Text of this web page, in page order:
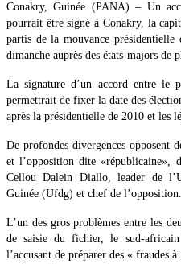
Conakry, Guinée (PANA) – Un
pourrait être signé à Conakry, la
partis de la mouvance
dimanche auprès des états-majors de
La signature d’un accord entre le
permettrait de fixer la date des
après la présidentielle de 2010 et les
De profondes divergences opposent
et l’opposition dite «républicaine»,
Cellou Dalein Diallo, leader de
Guinée (Ufdg) et chef de l’opposition.
L’un des gros problèmes entre les
de saisie du fichier, le sud-africain
l’accusant de préparer des « fraudes